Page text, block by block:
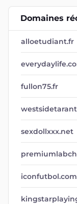
Domaines
alloetudiant.fr
fullon75.fr
sexdollxxx.net
iconfutbol.com